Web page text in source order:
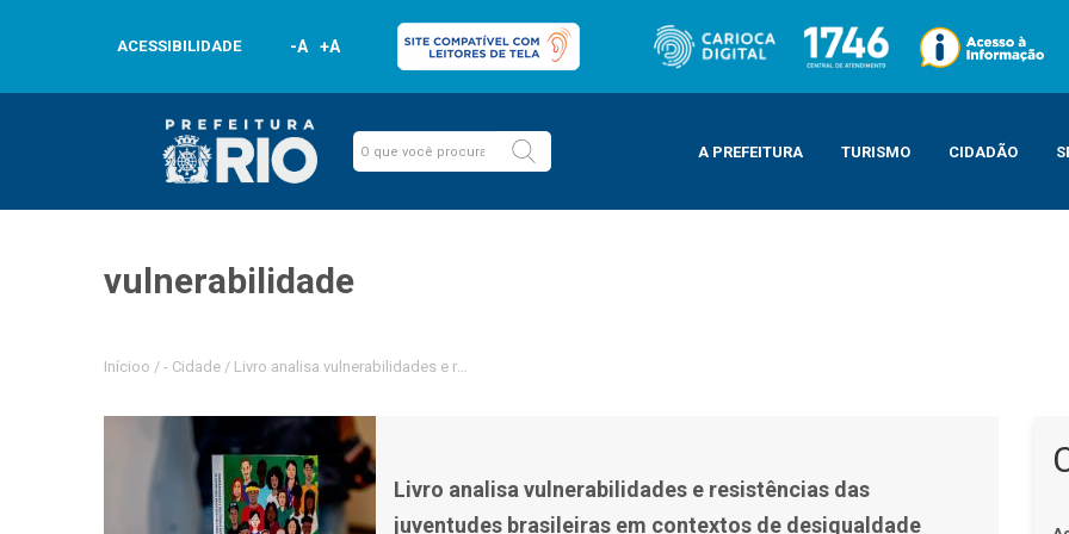
ACESSIBILIDADE -A +A
A PREFEITURA TURISMO CIDADÃO
vulnerabilidade
Inícioo / - Cidade / Livro analisa vulnerabilidades e resistências das juventudes brasileiras em contextos de desigualdade
Livro analisa vulnerabilidades e resistências das
juventudes brasileiras em contextos de desigualdade